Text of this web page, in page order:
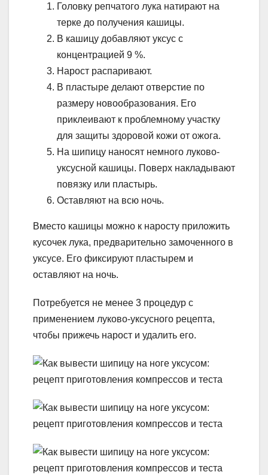
Головку репчатого лука натирают на
терке до получения кашицы.
В кашицу добавляют уксус с
концентрацией 9 %.
Нарост распаривают.
В пластыре делают отверстие по
размеру новообразования. Его
приклеивают к проблемному участку
для защиты здоровой кожи от ожога.
На шипицу наносят немного луково-
уксусной кашицы. Поверх накладывают
повязку или пластырь.
Оставляют на всю ночь.
Вместо кашицы можно к наросту приложить
кусочек лука, предварительно замоченного в
уксусе. Его фиксируют пластырем и
оставляют на ночь.
Потребуется не менее 3 процедур с
применением луково-уксусного рецепта,
чтобы прижечь нарост и удалить его.